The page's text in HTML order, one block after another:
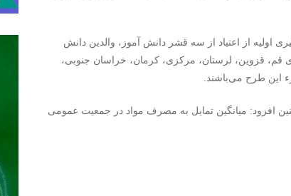
پیشگیری اولیه از اعتیاد از سه قشر دانش آموز، والدین دانش
قم، قزوین، لرستان، مرکزی، کرمان، خراسان جنوبی،
این طرح می‌باشند.
افزود: میانگین تمایل به مصرف مواد در جمعیت عمومی